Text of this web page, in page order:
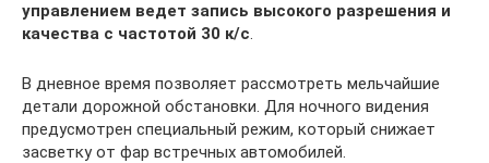
управлением ведет запись высокого разрешения и
качества с частотой 30 к/с.
В дневное время позволяет рассмотреть мельчайшие
детали дорожной обстановки. Для ночного видения
предусмотрен специальный режим, который снижает
засветку от фар встречных автомобилей.